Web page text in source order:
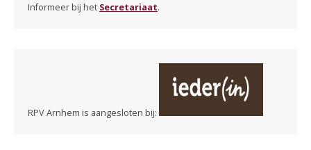
Informeer bij het Secretariaat.
RPV Arnhem is aangesloten bij: